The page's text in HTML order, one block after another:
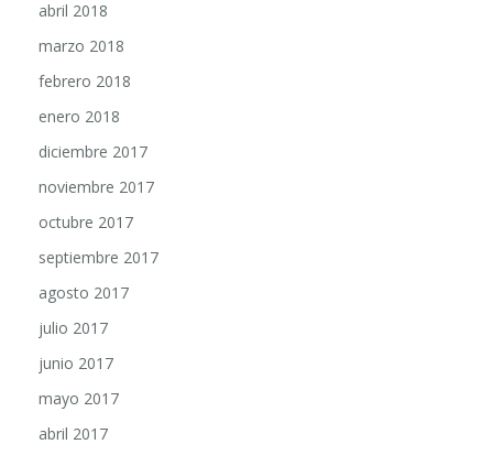
marzo 2018
febrero 2018
enero 2018
diciembre 2017
noviembre 2017
octubre 2017
septiembre 2017
agosto 2017
julio 2017
junio 2017
mayo 2017
abril 2017
marzo 2017